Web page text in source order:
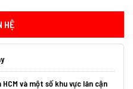
HỆ
và một số khu vực lân cận